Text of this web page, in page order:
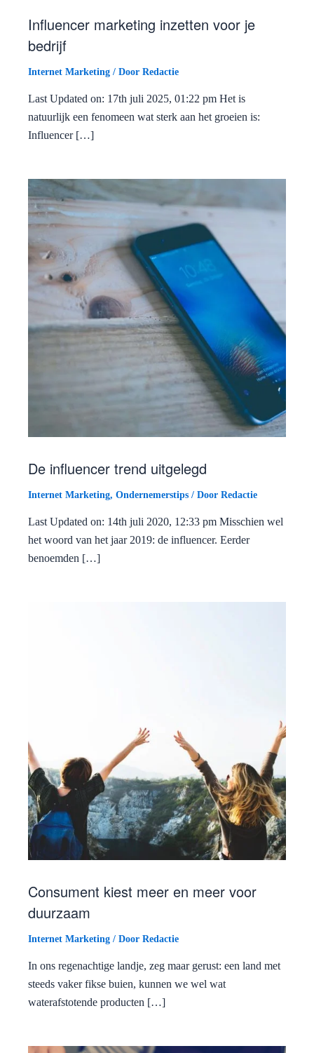
Influencer marketing inzetten voor je
bedrijf
Internet Marketing / Door Redactie
Last Updated on: 17th juli 2025, 01:22 pm Het is
natuurlijk een fenomeen wat sterk aan het groeien is:
Influencer […]
De influencer trend uitgelegd
Internet Marketing, Ondernemerstips / Door Redactie
Last Updated on: 14th juli 2020, 12:33 pm Misschien wel
het woord van het jaar 2019: de influencer. Eerder
benoemden […]
Consument kiest meer en meer voor
duurzaam
Internet Marketing / Door Redactie
In ons regenachtige landje, zeg maar gerust: een land met
steeds vaker fikse buien, kunnen we wel wat
waterafstotende producten […]